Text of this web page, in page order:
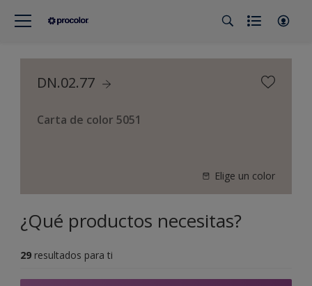
DN.02.77
Carta de color 5051
Elige un color
¿Qué productos necesitas?
29 resultados para ti